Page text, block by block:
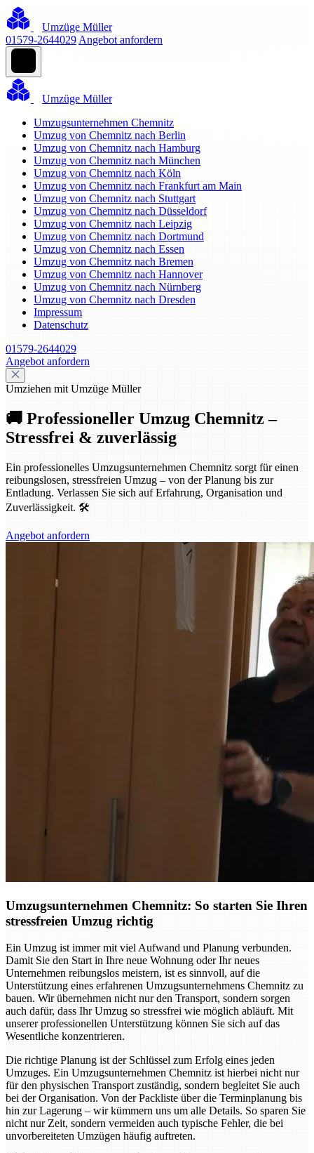
Umzüge Müller
01579-2644029 Angebot anfordern
Umzüge Müller
Umzugsunternehmen Chemnitz
Umzug von Chemnitz nach Berlin
Umzug von Chemnitz nach Hamburg
Umzug von Chemnitz nach München
Umzug von Chemnitz nach Köln
Umzug von Chemnitz nach Frankfurt am Main
Umzug von Chemnitz nach Stuttgart
Umzug von Chemnitz nach Düsseldorf
Umzug von Chemnitz nach Leipzig
Umzug von Chemnitz nach Dortmund
Umzug von Chemnitz nach Essen
Umzug von Chemnitz nach Bremen
Umzug von Chemnitz nach Hannover
Umzug von Chemnitz nach Nürnberg
Umzug von Chemnitz nach Dresden
Impressum
Datenschutz
01579-2644029
Angebot anfordern
Umziehen mit Umzüge Müller
🚚 Professioneller Umzug Chemnitz –
Stressfrei & zuverlässig
Ein professionelles Umzugsunternehmen Chemnitz sorgt für einen
reibungslosen, stressfreien Umzug – von der Planung bis zur
Entladung. Verlassen Sie sich auf Erfahrung, Organisation und
Zuverlässigkeit. 🛠️
Angebot anfordern
Umzugsunternehmen Chemnitz: So starten Sie Ihren
stressfreien Umzug richtig
Ein Umzug ist immer mit viel Aufwand und Planung verbunden.
Damit Sie den Start in Ihre neue Wohnung oder Ihr neues
Unternehmen reibungslos meistern, ist es sinnvoll, auf die
Unterstützung eines erfahrenen Umzugsunternehmens Chemnitz zu
bauen. Wir übernehmen nicht nur den Transport, sondern sorgen
auch dafür, dass Ihr Umzug so stressfrei wie möglich abläuft. Mit
unserer professionellen Unterstützung können Sie sich auf das
Wesentliche konzentrieren.
Die richtige Planung ist der Schlüssel zum Erfolg eines jeden
Umzuges. Ein Umzugsunternehmen Chemnitz ist hierbei nicht nur
für den physischen Transport zuständig, sondern begleitet Sie auch
bei der Organisation. Von der Packliste über die Terminplanung bis
hin zur Lagerung – wir kümmern uns um alle Details. So sparen Sie
nicht nur Zeit, sondern vermeiden auch typische Fehler, die bei
unvorbereiteten Umzügen häufig auftreten.